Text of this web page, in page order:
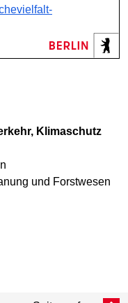
Klimaschutz
und Forstwesen